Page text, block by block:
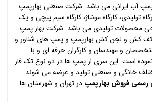
آب ایرانی می باشد. شرکت صنعتی بهارپمپ
تولیدی، کارگاه مونتاژ، کارگاه سیم پیچی و یک
محصولات تولیدی می باشد. شرکت بهار پمپ
کف کش و لجن کش بهارپمپ و پمپ های شناور و
و مهندسان و کارگران حرفه ای و با
است. این سری از پمپ ها در دو نوع تک فاز
خانگی و صنعتی تولید و عرضه می شوند.
رسمی فروش بهارپمپ در تهران و شهرستان ها